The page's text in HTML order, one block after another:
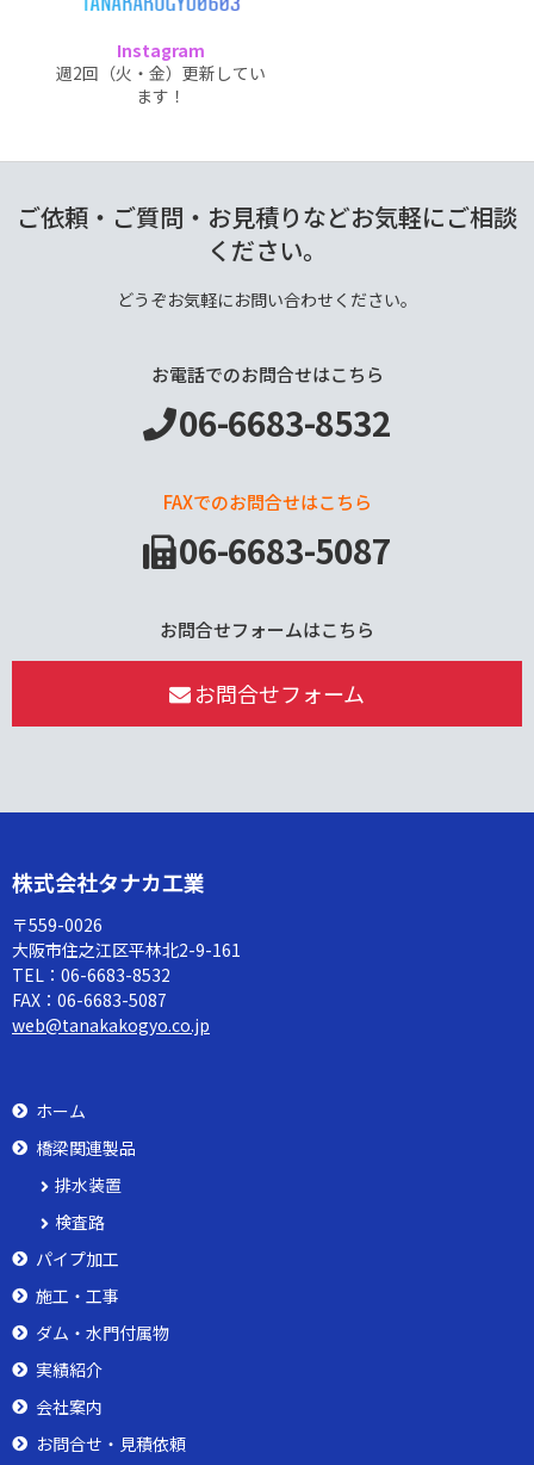
Instagram
週2回（火・金）更新してい
ます！
ご依頼・ご質問・お見積りなどお気軽にご相談
ください。
どうぞお気軽にお問い合わせください。
お電話でのお問合せはこちら
06-6683-8532
FAXでのお問合せはこちら
06-6683-5087
お問合せフォームはこちら
お問合せフォーム
株式会社タナカ工業
〒559-0026
大阪市住之江区平林北2-9-161
TEL： 06-6683-8532
FAX： 06-6683-5087
web@tanakakogyo.co.jp
ホーム
橋梁関連製品
排水装置
検査路
パイプ加工
施工・工事
ダム・水門付属物
実績紹介
会社案内
お問合せ・見積依頼